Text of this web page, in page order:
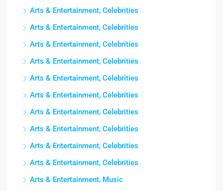
Arts & Entertainment, Celebrities
Arts & Entertainment, Celebrities
Arts & Entertainment, Celebrities
Arts & Entertainment, Celebrities
Arts & Entertainment, Celebrities
Arts & Entertainment, Celebrities
Arts & Entertainment, Celebrities
Arts & Entertainment, Celebrities
Arts & Entertainment, Celebrities
Arts & Entertainment, Celebrities
Arts & Entertainment, Music